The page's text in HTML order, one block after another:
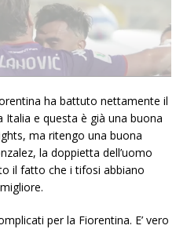
ha battuto nettamente il
Italia e questa è già una buona
ma ritengo una buona
la doppietta dell’uomo
il fatto che i tifosi abbiano
per la Fiorentina. E’ vero